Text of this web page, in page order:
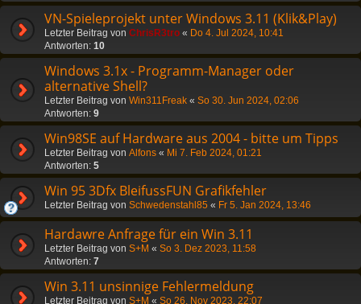
VN-Spieleprojekt unter Windows 3.11 (Klik&Play)
Letzter Beitrag von ChrisR3tro « Do 4. Jul 2024, 10:41
Antworten: 10
Windows 3.1x - Programm-Manager oder
alternative Shell?
Letzter Beitrag von Win311Freak « So 30. Jun 2024, 02:06
Antworten: 9
Win98SE auf Hardware aus 2004 - bitte um Tipps
Letzter Beitrag von Alfons « Mi 7. Feb 2024, 01:21
Antworten: 5
Win 95 3Dfx BleifussFUN Grafikfehler
Letzter Beitrag von Schwedenstahl85 « Fr 5. Jan 2024, 13:46
Hardawre Anfrage für ein Win 3.11
Letzter Beitrag von S+M « So 3. Dez 2023, 11:58
Antworten: 7
Win 3.11 unsinnige Fehlermeldung
Letzter Beitrag von S+M « So 26. Nov 2023, 22:07